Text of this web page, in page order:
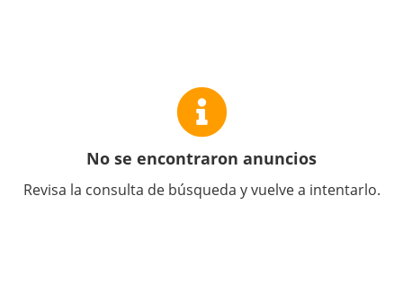
No se encontraron anuncios
Revisa la consulta de búsqueda y vuelve a intentarlo.